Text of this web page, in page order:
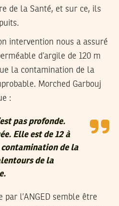
de la Santé, et sur ce, ils
intervention nous a assuré
d’argile de 120 m
la contamination de la
Morched Garbouj
:
pas profonde.
Elle est de 12 à
contamination de la
de la
par l’ANGED semble être